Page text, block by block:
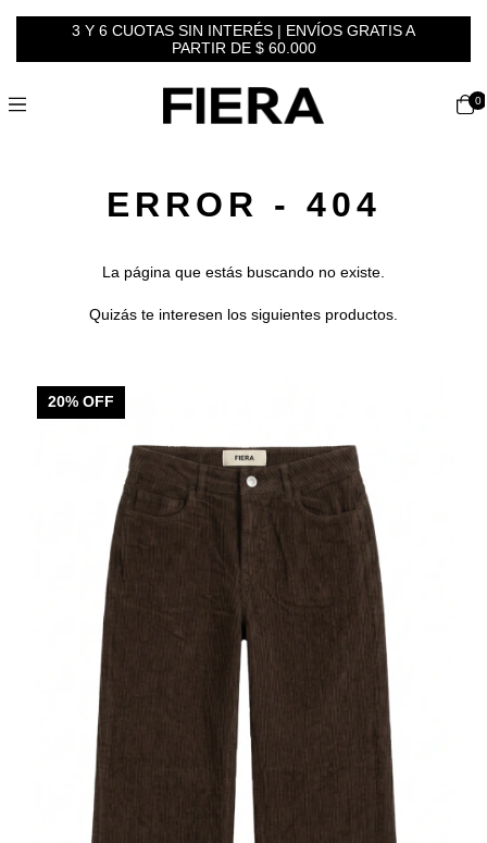
3 Y 6 CUOTAS SIN INTERÉS | ENVÍOS GRATIS A
PARTIR DE $ 60.000
0
ERROR - 404
La página que estás buscando no existe.
Quizás te interesen los siguientes productos.
20% OFF